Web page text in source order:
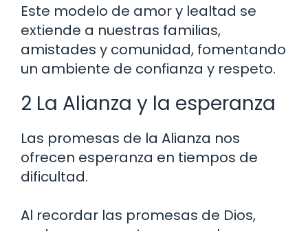
Este modelo de amor y lealtad se
extiende a nuestras familias,
amistades y comunidad, fomentando
un ambiente de confianza y respeto.
2 La Alianza y la esperanza
Las promesas de la Alianza nos
ofrecen esperanza en tiempos de
dificultad.
Al recordar las promesas de Dios,